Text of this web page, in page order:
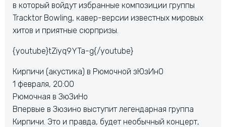
в который войдут избранные композиции группы
Tracktor Bowling, кавер-версии известных мировых
хитов и приятные сюрпризы.
{youtube}tZiyq9YTa-g{/youtube}
Кирпичи (акустика) в Рюмочной зЮзИнО
1 февраля, 20:00
Рюмочная в ЗюЗиНо
Впервые в Зюзино выступит легендарная группа
Кирпичи. Это и правда, будет необычный концерт,